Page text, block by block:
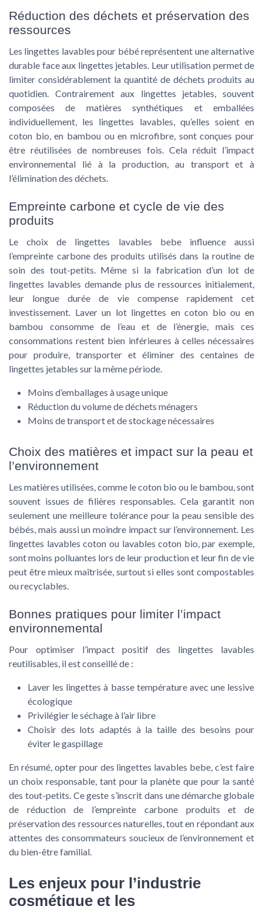
Réduction des déchets et préservation des
ressources
Les lingettes lavables pour bébé représentent une alternative
durable face aux lingettes jetables. Leur utilisation permet de
limiter considérablement la quantité de déchets produits au
quotidien. Contrairement aux lingettes jetables, souvent
composées de matières synthétiques et emballées
individuellement, les lingettes lavables, qu’elles soient en
coton bio, en bambou ou en microfibre, sont conçues pour
être réutilisées de nombreuses fois. Cela réduit l’impact
environnemental lié à la production, au transport et à
l’élimination des déchets.
Empreinte carbone et cycle de vie des
produits
Le choix de lingettes lavables bebe influence aussi
l’empreinte carbone des produits utilisés dans la routine de
soin des tout-petits. Même si la fabrication d’un lot de
lingettes lavables demande plus de ressources initialement,
leur longue durée de vie compense rapidement cet
investissement. Laver un lot lingettes en coton bio ou en
bambou consomme de l’eau et de l’énergie, mais ces
consommations restent bien inférieures à celles nécessaires
pour produire, transporter et éliminer des centaines de
lingettes jetables sur la même période.
Moins d’emballages à usage unique
Réduction du volume de déchets ménagers
Moins de transport et de stockage nécessaires
Choix des matières et impact sur la peau et
l’environnement
Les matières utilisées, comme le coton bio ou le bambou, sont
souvent issues de filières responsables. Cela garantit non
seulement une meilleure tolérance pour la peau sensible des
bébés, mais aussi un moindre impact sur l’environnement. Les
lingettes lavables coton ou lavables coton bio, par exemple,
sont moins polluantes lors de leur production et leur fin de vie
peut être mieux maîtrisée, surtout si elles sont compostables
ou recyclables.
Bonnes pratiques pour limiter l’impact
environnemental
Pour optimiser l’impact positif des lingettes lavables
reutilisables, il est conseillé de :
Laver les lingettes à basse température avec une lessive
écologique
Privilégier le séchage à l’air libre
Choisir des lots adaptés à la taille des besoins pour
éviter le gaspillage
En résumé, opter pour des lingettes lavables bebe, c’est faire
un choix responsable, tant pour la planète que pour la santé
des tout-petits. Ce geste s’inscrit dans une démarche globale
de réduction de l’empreinte carbone produits et de
préservation des ressources naturelles, tout en répondant aux
attentes des consommateurs soucieux de l’environnement et
du bien-être familial.
Les enjeux pour l’industrie
cosmétique et les